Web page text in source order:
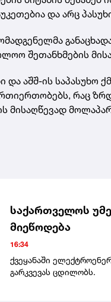
და არც
შეთანხმების
აშშ-ის საპასუხო
რაც
საქართველოს
მიეწოდება
16:34
ქვეყანაში
გარკვევას ცდილობს.